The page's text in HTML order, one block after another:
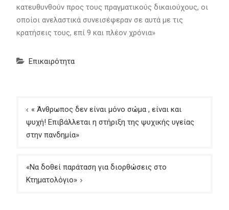
κατευθυνθούν προς τους πραγματικούς δικαιούχους, οι
οποίοι ανελαστικά συνεισέφεραν σε αυτά με τις
κρατήσεις τους, επί 9 και πλέον χρόνια»
Επικαιρότητα
Πλοήγηση
άρθρων
« Άνθρωπος δεν είναι μόνο σώμα , είναι και
ψυχή! Επιβάλλεται η στήριξη της ψυχικής υγείας
στην πανδημία»
«Να δοθεί παράταση για διορθώσεις στο
Κτηματολόγιο»